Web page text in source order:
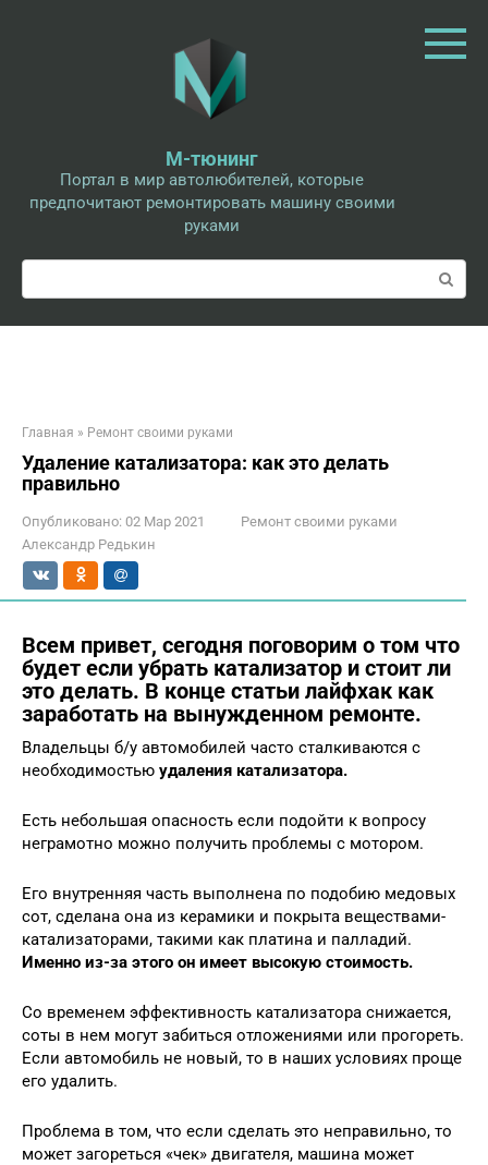
М-тюнинг
Портал в мир автолюбителей, которые
предпочитают ремонтировать машину своими
руками
Поиск:
Главная » Ремонт своими руками
Удаление катализатора: как это делать
правильно
Опубликовано: 02 Мар 2021
Ремонт своими руками
Александр Редькин
Всем привет, сегодня поговорим о том что
будет если убрать катализатор и стоит ли
это делать. В конце статьи лайфхак как
заработать на вынужденном ремонте.
Владельцы б/у автомобилей часто сталкиваются с
необходимостью удаления катализатора.
Есть небольшая опасность если подойти к вопросу
неграмотно можно получить проблемы с мотором.
Его внутренняя часть выполнена по подобию медовых
сот, сделана она из керамики и покрыта веществами-
катализаторами, такими как платина и палладий.
Именно из-за этого он имеет высокую стоимость.
Со временем эффективность катализатора снижается,
соты в нем могут забиться отложениями или прогореть.
Если автомобиль не новый, то в наших условиях проще
его удалить.
Проблема в том, что если сделать это неправильно, то
может загореться «чек» двигателя, машина может